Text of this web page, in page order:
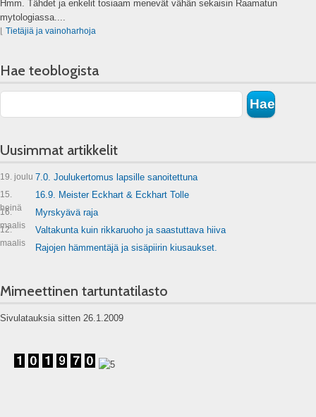
Hmm. Tähdet ja enkelit tosiaam menevät vähän sekaisin Raamatun
mytologiassa....
⌊ Tietäjiä ja vainoharhoja
Hae teoblogista
Uusimmat artikkelit
19. joulu 7.0. Joulukertomus lapsille sanoitettuna
15.
heinä
16.9. Meister Eckhart & Eckhart Tolle
16.
maalis
Myrskyävä raja
12.
maalis
Valtakunta kuin rikkaruoho ja saastuttava hiiva
Rajojen hämmentäjä ja sisäpiirin kiusaukset.
Mimeettinen tartuntatilasto
Sivulatauksia sitten 26.1.2009